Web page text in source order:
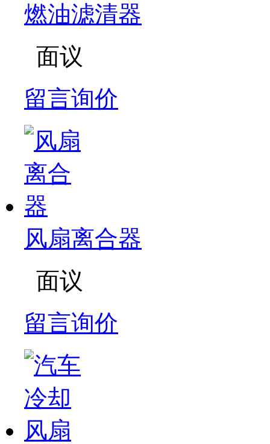
燃油滤清器
面议
留言询价
风扇离合器
面议
留言询价